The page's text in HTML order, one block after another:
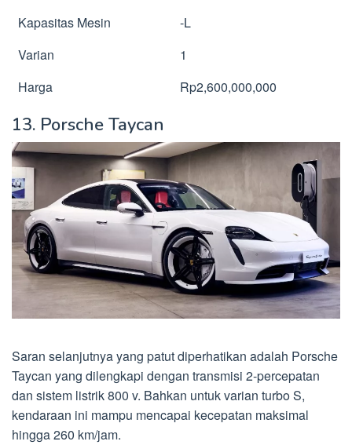
Kapasitas Mesin
-L
Varian
1
Harga
Rp2,600,000,000
13. Porsche Taycan
Saran selanjutnya yang patut diperhatikan adalah Porsche
Taycan yang dilengkapi dengan transmisi 2-percepatan
dan sistem listrik 800 v. Bahkan untuk varian turbo S,
kendaraan ini mampu mencapai kecepatan maksimal
hingga 260 km/jam.